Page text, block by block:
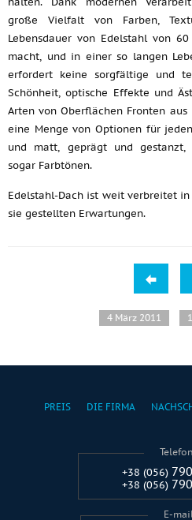
große Vielfalt von Farben,
Lebensdauer von Edelstahl von
macht, und in einer so langen
erfordert keine sorgfältige und
Schönheit, optische Effekte und
Arten von Oberflächen Fronten
eine Menge von Optionen für
und matt, geprägt und gestanzt,
sogar Farbtönen.
Edelstahl-Dach ist weit verbreitet
sie gestellten Erwartungen.
4 März 2011
PREIS DIE FIRMA
Telefon
+38 (056)
+38 (056)
E-